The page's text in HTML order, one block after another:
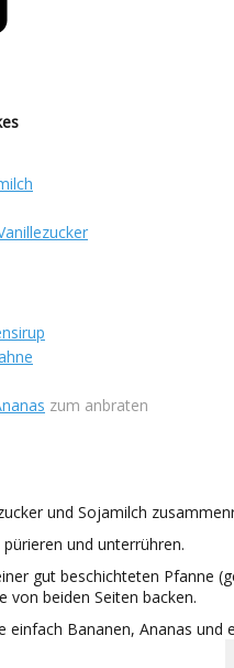
zum anbraten
und Sojamilch
und unterrühren.
gut beschichteten Pfanne
von beiden Seiten backen.
einfach Bananen, Ananas und